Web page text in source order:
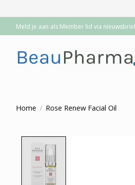
Meld je aan als Member lid via
Home / Rose Renew Facial Oil